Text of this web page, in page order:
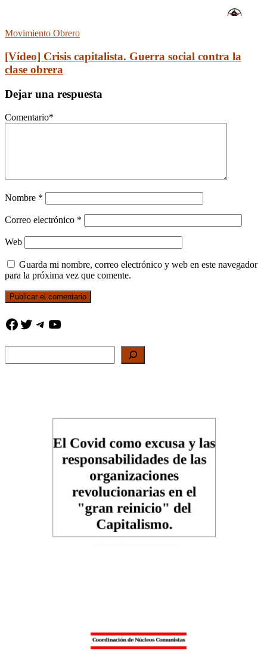
Movimiento Obrero
[Vídeo] Crisis capitalista. Guerra social contra la
clase obrera
Dejar una respuesta
Comentario*
Nombre *
Correo electrónico *
Web
Guarda mi nombre, correo electrónico y web en este navegador
para la próxima vez que comente.
Facebook
Twitter
Telegram
YouTube